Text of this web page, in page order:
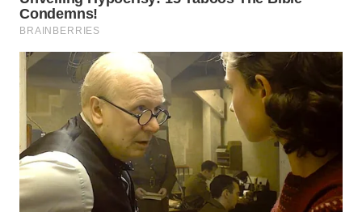
WN
WN
BOROBUDUR
WN